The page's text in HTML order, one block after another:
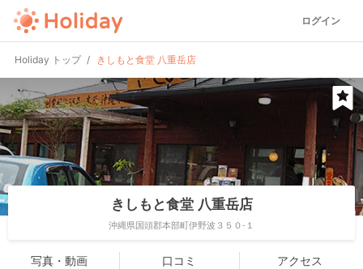
ログイン
Holiday トップ きしもと食堂 八重岳店
きしもと食堂 八重岳店
沖縄県国頭郡本部町伊野波３５０-１
写真・動画 口コミ アクセス